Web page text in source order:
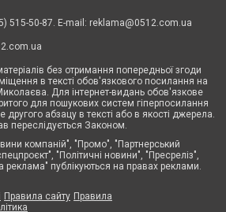
515-50-87. E-mail: reklama@0512.com.ua
без отримання попередньої згоди
в тексті обов'язкового посилання на
Для інтернет-видань обов'язкове
для пошукових систем гіперпосилання
другого абзацу в тексті або в якості джерела.
переслідується Законом.
компаній", "Промо", "Партнерський
"Політичні новини", "Пресреліз",
реклама" публікуються на правах реклами.
Правила сайту Правила